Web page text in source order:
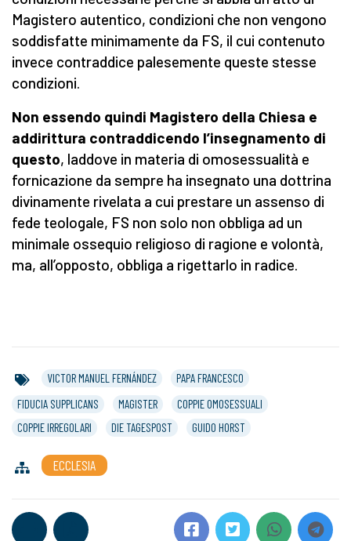
Magistero autentico, condizioni che non vengono
soddisfatte minimamente da FS, il cui contenuto
invece contraddice palesemente queste stesse
condizioni.
Non essendo quindi Magistero della Chiesa e
addirittura contraddicendo l’insegnamento di
questo, laddove in materia di omosessualità e
fornicazione da sempre ha insegnato una dottrina
divinamente rivelata a cui prestare un assenso di
fede teologale, FS non solo non obbliga ad un
minimale ossequio religioso di ragione e volontà,
ma, all’opposto, obbliga a rigettarlo in radice.
VICTOR MANUEL FERNÁNDEZ
PAPA FRANCESCO
FIDUCIA SUPPLICANS
MAGISTER
COPPIE OMOSESSUALI
COPPIE IRREGOLARI
DIE TAGESPOST GUIDO HORST
ECCLESIA